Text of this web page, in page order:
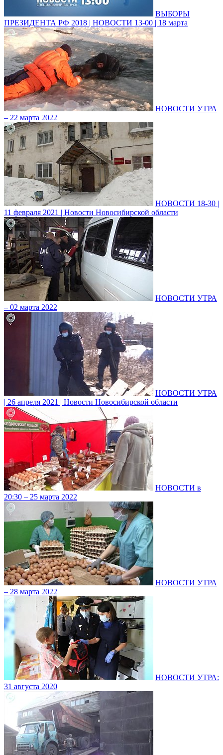
ВЫБОРЫ
ПРЕЗИДЕНТА РФ 2018 | НОВОСТИ 13-00 | 18 марта
НОВОСТИ УТРА
– 22 марта 2022
НОВОСТИ 18-30 |
11 февраля 2021 | Новости Новосибирской области
НОВОСТИ УТРА
– 02 марта 2022
НОВОСТИ УТРА
| 26 апреля 2021 | Новости Новосибирской области
НОВОСТИ в
20:30 – 25 марта 2022
НОВОСТИ УТРА
– 28 марта 2022
НОВОСТИ УТРА:
31 августа 2020